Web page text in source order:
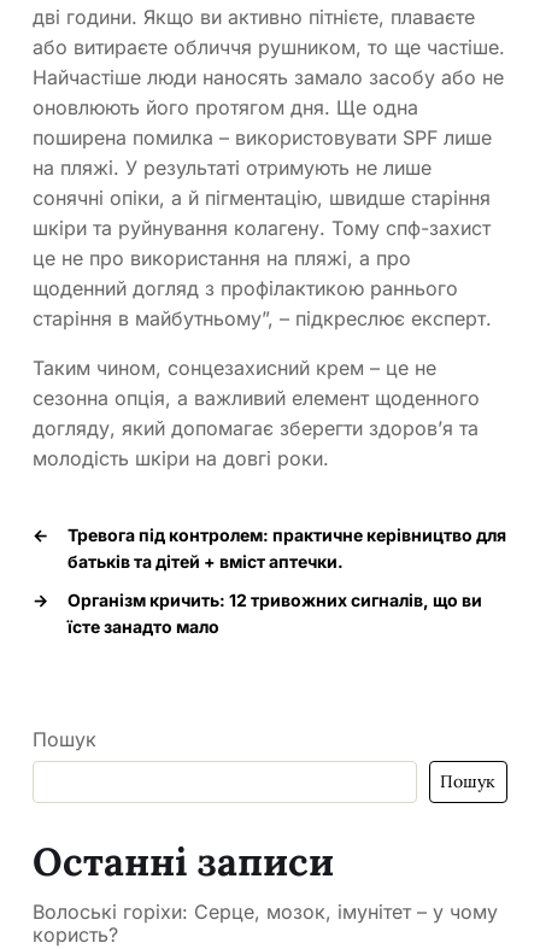
дві години. Якщо ви активно пітнієте, плаваєте
або витираєте обличчя рушником, то ще частіше.
Найчастіше люди наносять замало засобу або не
оновлюють його протягом дня. Ще одна
поширена помилка – використовувати SPF лише
на пляжі. У результаті отримують не лише
сонячні опіки, а й пігментацію, швидше старіння
шкіри та руйнування колагену. Тому спф-захист
це не про використання на пляжі, а про
щоденний догляд з профілактикою раннього
старіння в майбутньому”, – підкреслює експерт.
Таким чином, сонцезахисний крем – це не
сезонна опція, а важливий елемент щоденного
догляду, який допомагає зберегти здоров’я та
молодість шкіри на довгі роки.
←
Тревога під контролем: практичне керівництво для
батьків та дітей + вміст аптечки.
→
Організм кричить: 12 тривожних сигналів, що ви
їсте занадто мало
Пошук
Пошук
Останні записи
Волоські горіхи: Серце, мозок, імунітет – у чому
користь?